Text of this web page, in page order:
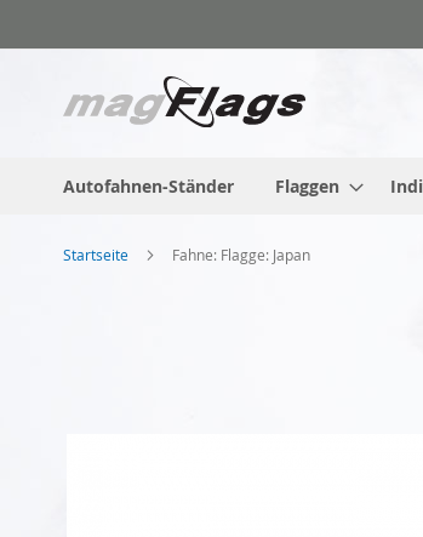
Inhalt
Autofahnen-Ständer Flaggen
Startseite Fahne: Flagge: Japan